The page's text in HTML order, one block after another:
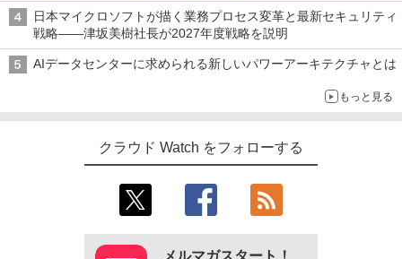
日本マイクロソフトが描く業務プロセス変革と最新セキュリティ
戦略――津坂美樹社長が2027年度戦略を説明
AIデータセンターに求められる新しいパワーアーキテクチャとは
もっと見る
クラウド Watch をフォローする